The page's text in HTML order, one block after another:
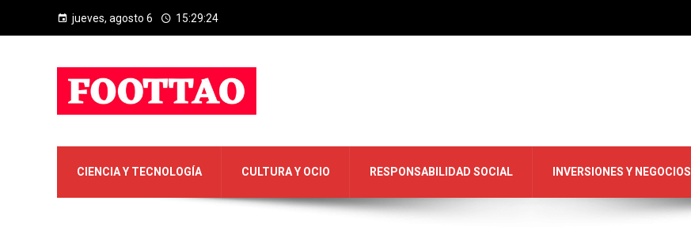
jueves, agosto 6 15:29:25
CIENCIA Y TECNOLOGÍA CULTURA Y OCIO RESPONSABILIDAD SOCIAL INVERSIONES Y NEGOCIOS